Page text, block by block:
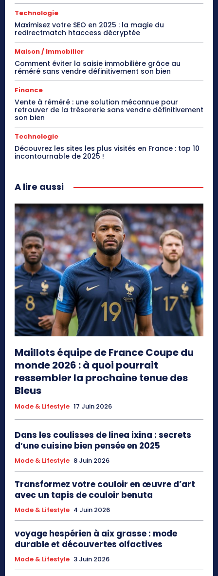
Technologie
Maximisez votre SEO en 2025 : la magie du
redirectmatch htaccess décryptée
Maison / Immobilier
Comment éviter la saisie immobilière grâce au
réméré sans vendre définitivement son bien
Finance
Vente à réméré : une solution méconnue pour
retrouver de la trésorerie sans vendre définitivement
son bien
Technologie
Découvrez les sites les plus visités en France : top 10
incontournable de 2025 !
A lire aussi
Maillots équipe de France Coupe du
monde 2026 : à quoi pourrait
ressembler la prochaine tenue des
Bleus
Mode & Lifestyle 17 Juin 2026
Dans les coulisses de linea ixina : secrets
d’une cuisine bien pensée en 2025
Mode & Lifestyle 8 Juin 2026
Transformez votre couloir en œuvre d’art
avec un tapis de couloir benuta
Mode & Lifestyle 4 Juin 2026
voyage hespérien à aix grasse : mode
durable et découvertes olfactives
Mode & Lifestyle 3 Juin 2026